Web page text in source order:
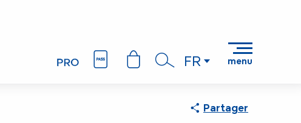
FR menu
Partager